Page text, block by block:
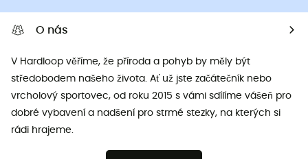
O nás
V Hardloop věříme, že příroda a pohyb by měly být
středobodem našeho života. Ať už jste začátečník nebo
vrcholový sportovec, od roku 2015 s vámi sdílíme vášeň pro
dobré vybavení a nadšení pro strmé stezky, na kterých si
rádi hrajeme.